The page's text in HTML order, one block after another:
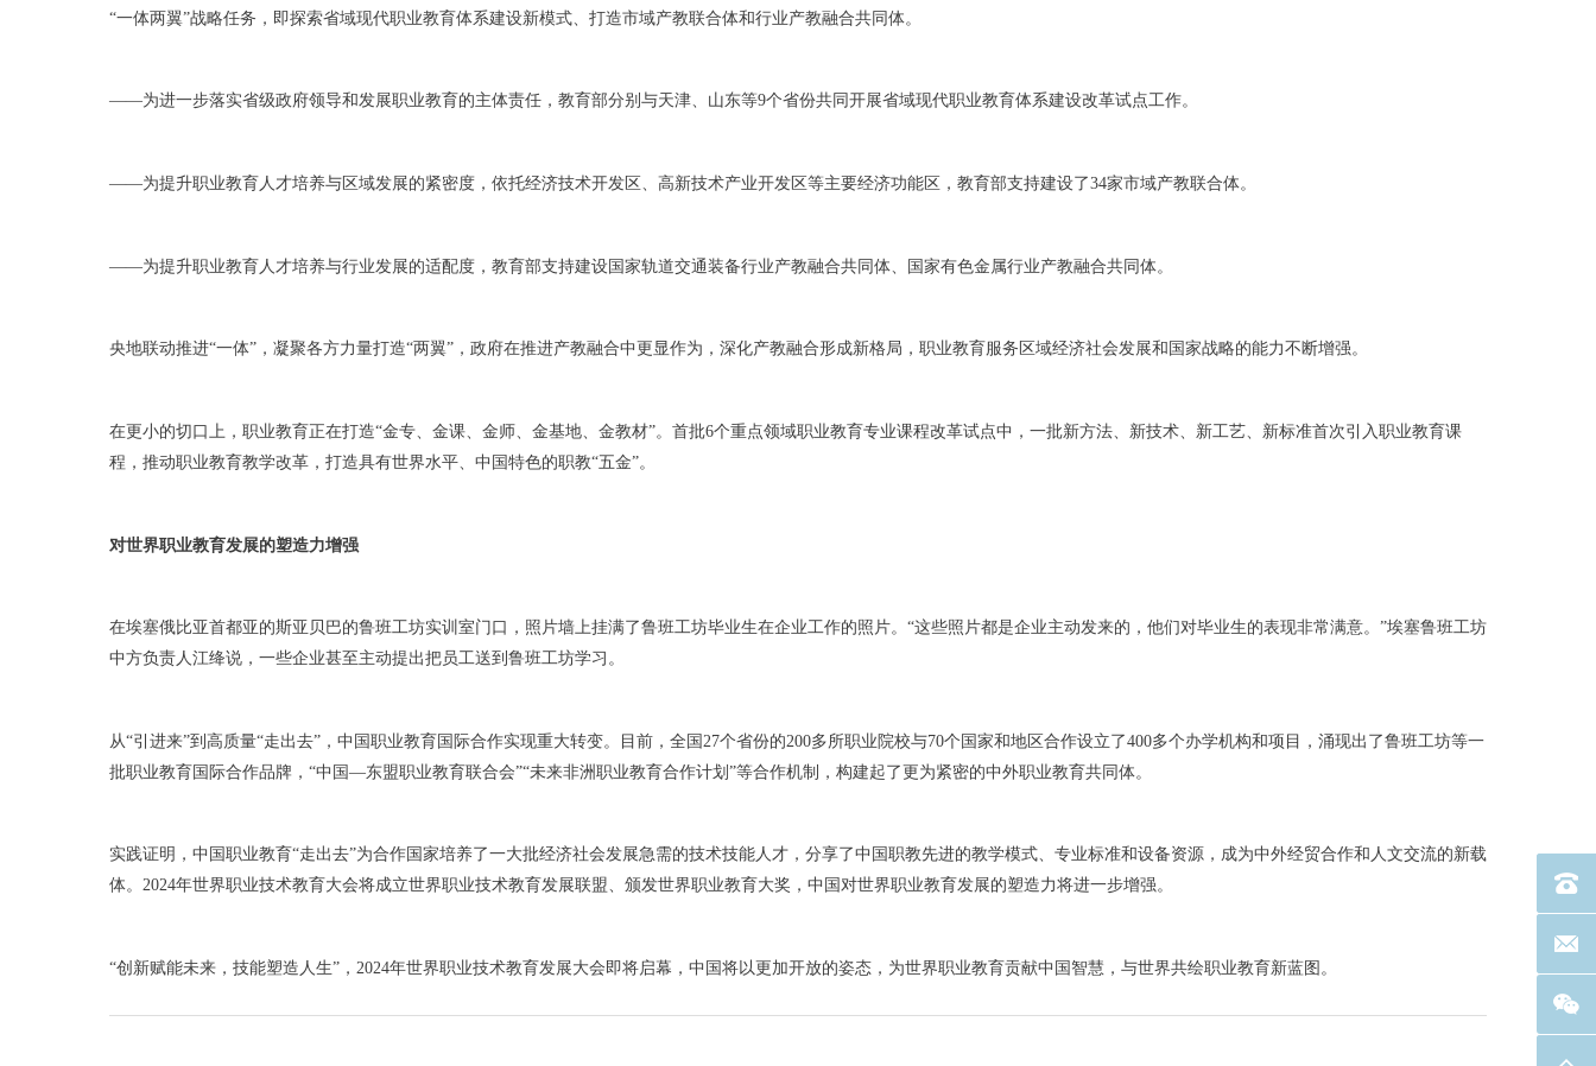
“一体两翼”战略任务，即探索省域现代职业教育体系建设新模式、打造市域产教联合体和行业产教融合共同体。
——为进一步落实省级政府领导和发展职业教育的主体责任，教育部分别与天津、山东等9个省份共同开展省域现代职业教育体系建设改革试点工作。
——为提升职业教育人才培养与区域发展的紧密度，依托经济技术开发区、高新技术产业开发区等主要经济功能区，教育部支持建设了34家市域产教联合体。
——为提升职业教育人才培养与行业发展的适配度，教育部支持建设国家轨道交通装备行业产教融合共同体、国家有色金属行业产教融合共同体。
央地联动推进“一体”，凝聚各方力量打造“两翼”，政府在推进产教融合中更显作为，深化产教融合形成新格局，职业教育服务区域经济社会发展和国家战略的能力不断增强。
在更小的切口上，职业教育正在打造“金专、金课、金师、金基地、金教材”。首批6个重点领域职业教育专业课程改革试点中，一批新方法、新技术、新工艺、新标准首次引入职业教育课
程，推动职业教育教学改革，打造具有世界水平、中国特色的职教“五金”。
对世界职业教育发展的塑造力增强
在埃塞俄比亚首都亚的斯亚贝巴的鲁班工坊实训室门口，照片墙上挂满了鲁班工坊毕业生在企业工作的照片。“这些照片都是企业主动发来的，他们对毕业生的表现非常满意。”埃塞鲁班工坊
中方负责人江绛说，一些企业甚至主动提出把员工送到鲁班工坊学习。
从“引进来”到高质量“走出去”，中国职业教育国际合作实现重大转变。目前，全国27个省份的200多所职业院校与70个国家和地区合作设立了400多个办学机构和项目，涌现出了鲁班工坊等一
批职业教育国际合作品牌，“中国—东盟职业教育联合会”“未来非洲职业教育合作计划”等合作机制，构建起了更为紧密的中外职业教育共同体。
实践证明，中国职业教育“走出去”为合作国家培养了一大批经济社会发展急需的技术技能人才，分享了中国职教先进的教学模式、专业标准和设备资源，成为中外经贸合作和人文交流的新载
体。2024年世界职业技术教育大会将成立世界职业技术教育发展联盟、颁发世界职业教育大奖，中国对世界职业教育发展的塑造力将进一步增强。
“创新赋能未来，技能塑造人生”，2024年世界职业技术教育发展大会即将启幕，中国将以更加开放的姿态，为世界职业教育贡献中国智慧，与世界共绘职业教育新蓝图。
电话
联系